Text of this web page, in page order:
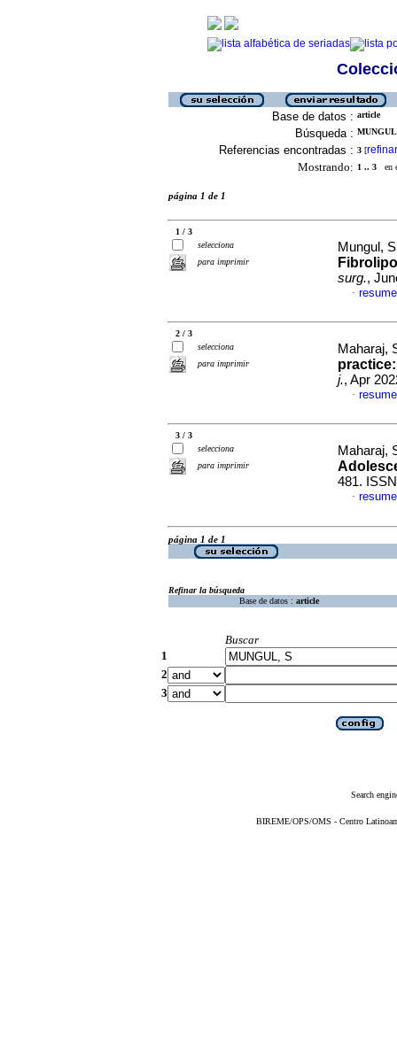
Base de datos : article
Búsqueda :
Referencias encontradas : 3 [refinar
Mostrando: 1 .. 3 en
página 1 de 1
1 / 3
selecciona
para imprimir
Mungul,
surg.,
·
2 / 3
selecciona
para imprimir
Maharaj,
j., Apr
·
3 / 3
selecciona
para imprimir
Maharaj,
481.
·
página 1 de 1
Refinar la búsqueda
Base de datos : article
Buscar
1
2
3
Search
BIREME/OPS/OMS - Centro